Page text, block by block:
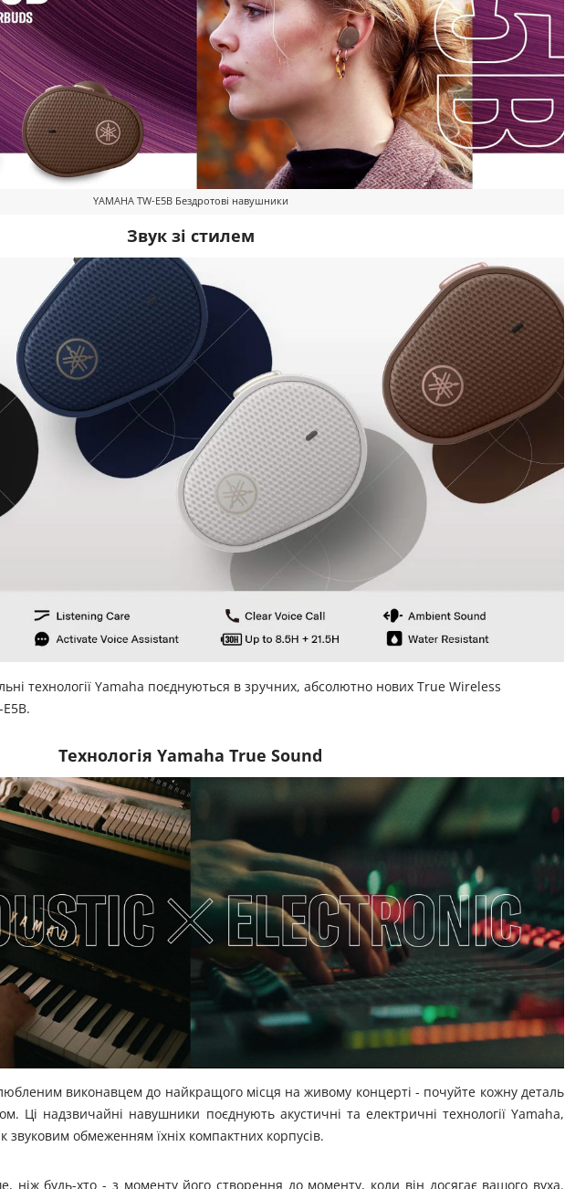
YAMAHA TW-E5B Бездротові навушники
Звук зі стилем
технології Yamaha поєднуються в зручних, абсолютно нових True Wireless
Технологія Yamaha True Sound
виконавцем до найкращого місця на живому концерті - почуйте кожну деталь
Ці надзвичайні навушники поєднують акустичні та електричні технології Yamaha,
звуковим обмеженням їхніх компактних корпусів.
ніж будь-хто - з моменту його створення до моменту, коли він досягає вашого вуха.